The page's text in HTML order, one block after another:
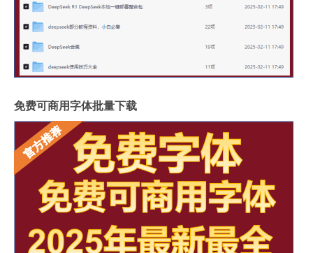
免费可商用字体批量下载